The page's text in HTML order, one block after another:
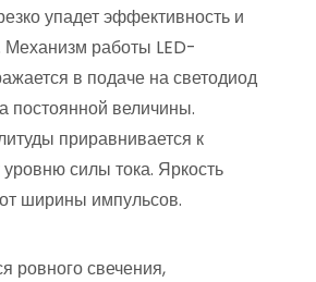
упадет эффективность и
Механизм работы LED-
в подаче на светодиод
постоянной величины.
приравнивается к
силы тока. Яркость
ширины импульсов.
ровного свечения,